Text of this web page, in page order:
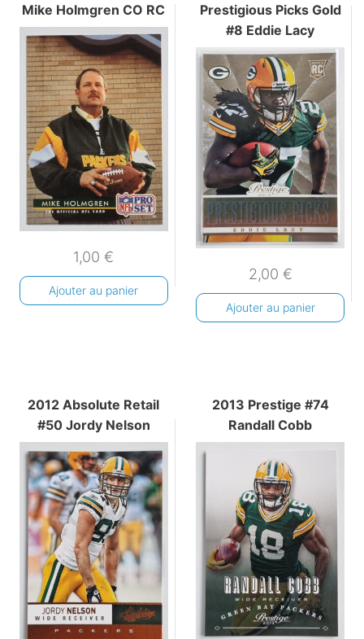
Mike Holmgren CO RC
1,00€
Ajouter au panier
Prestigious Picks Gold
#8 Eddie Lacy
2,00 €
Ajouter au panier
2012 Absolute Retail
#50 Jordy Nelson
2013 Prestige #74
Randall Cobb